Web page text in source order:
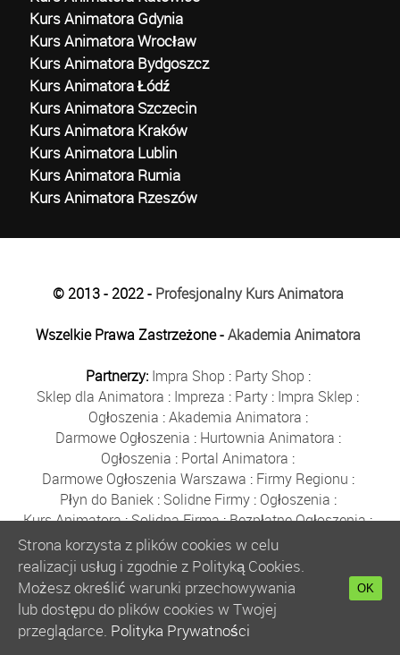
Kurs Animatora Gdynia
Kurs Animatora Wrocław
Kurs Animatora Bydgoszcz
Kurs Animatora Łódź
Kurs Animatora Szczecin
Kurs Animatora Kraków
Kurs Animatora Lublin
Kurs Animatora Rumia
Kurs Animatora Rzeszów
© 2013 - 2022 - Profesjonalny Kurs Animatora
Wszelkie Prawa Zastrzeżone -Akademia Animatora
Partnerzy: Impra Shop : Party Shop :
Sklep dla Animatora : Impreza : Party : Impra Sklep :
Ogłoszenia :Akademia Animatora :
Darmowe Ogłoszenia : Hurtownia Animatora :
Ogłoszenia : Portal Animatora :
Darmowe Ogłoszenia Warszawa : Firmy Regionu :
Płyn do Baniek: Solidne Firmy: Ogłoszenia :
Kurs Animatora:Solidna Firma:Bezpłatne Ogłoszenia:
Animator Czasu Wolnego:
Bezpłatne Ogłoszenia Warszawa:sklep animatora
Bańki Mydlane:Bezpłatne Ogłoszenia
Szkolenie Animatorów:Kurs Animatora
:
Kurs Animatora Warszawa :Rumia
Kurs Animatora Poznań:
Strona korzysta z plików cookies w celu
realizacji usług i zgodnie z Polityką Cookies.
Możesz określić warunki przechowywania
lub dostępu do plików cookies w Twojej
przeglądarce. Polityka Prywatności
OK